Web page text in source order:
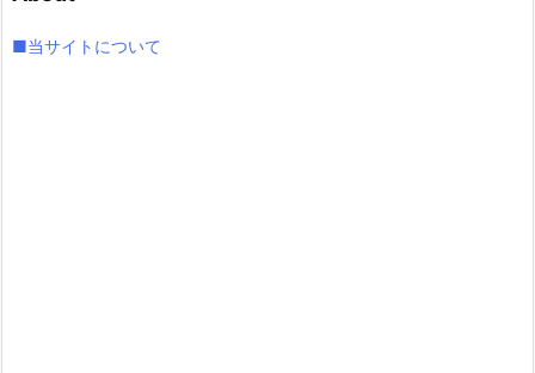
■当サイトについて